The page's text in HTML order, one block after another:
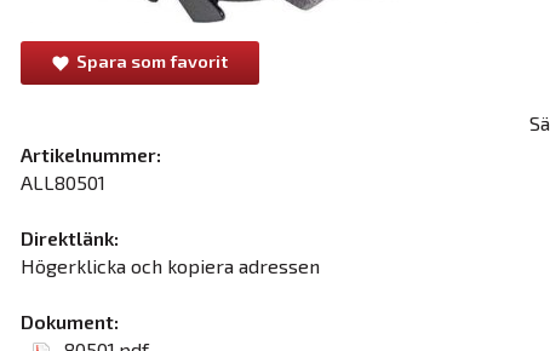
Spara som favorit
Artikelnummer:
ALL80501
Direktlänk:
Högerklicka och kopiera adressen
Dokument: